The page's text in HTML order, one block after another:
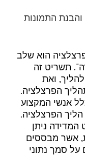
התמונות
הוא שלב
תשריט זה
ואת
הפרצלציה.
אנשי המקצוע
הפרצלציה.
ניתן
אשר מבססים
על סמך נתוני